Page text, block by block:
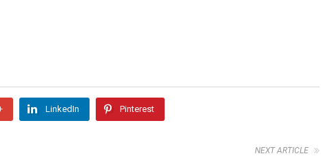
LinkedIn Pinterest
NEXT ARTICLE